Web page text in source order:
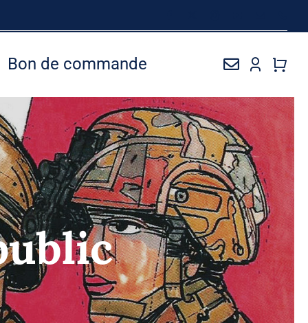
Bon de commande